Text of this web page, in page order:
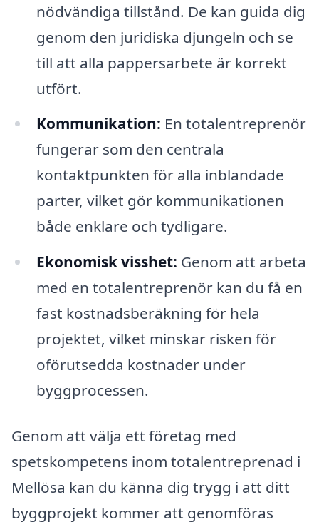
nödvändiga tillstånd. De kan guida dig
genom den juridiska djungeln och se
till att alla pappersarbete är korrekt
utfört.
Kommunikation: En totalentreprenör
fungerar som den centrala
kontaktpunkten för alla inblandade
parter, vilket gör kommunikationen
både enklare och tydligare.
Ekonomisk visshet: Genom att arbeta
med en totalentreprenör kan du få en
fast kostnadsberäkning för hela
projektet, vilket minskar risken för
oförutsedda kostnader under
byggprocessen.
Genom att välja ett företag med
spetskompetens inom totalentreprenad i
Mellösa kan du känna dig trygg i att ditt
byggprojekt kommer att genomföras